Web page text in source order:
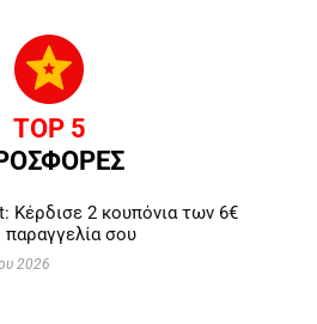
TOP 5
Κέρδισε 2 κουπόνια των 6€
σου
2026